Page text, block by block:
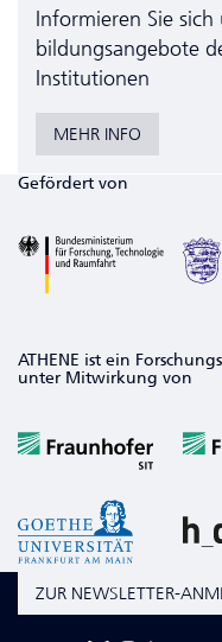
Informieren Sie
bildungs­angebote
Institutionen
MEHR INFO
Gefördert von
ATHENE ist ein
unter Mitwirkung von
ZUR NEWSLETTER-